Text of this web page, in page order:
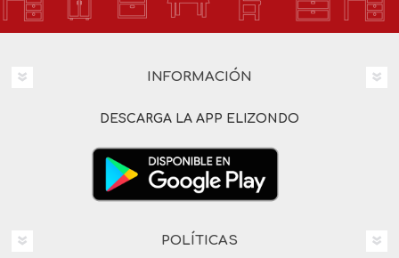
INFORMACIÓN
DESCARGA LA APP ELIZONDO
POLÍTICAS